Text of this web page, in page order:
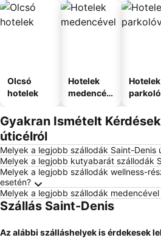
Olcsó
hotelek
Hotelek
medencév
Hotelek
Gyakran Ismételt
úticélról
Melyek a legjobb szállodák Saint-Denis
Melyek a legjobb kutyabarát szállodák
Melyek a legjobb szállodák wellness-
esetén?
Melyek a legjobb szállodák
Szállás Saint-Denis
Az alábbi szálláshelyek is érdekesek